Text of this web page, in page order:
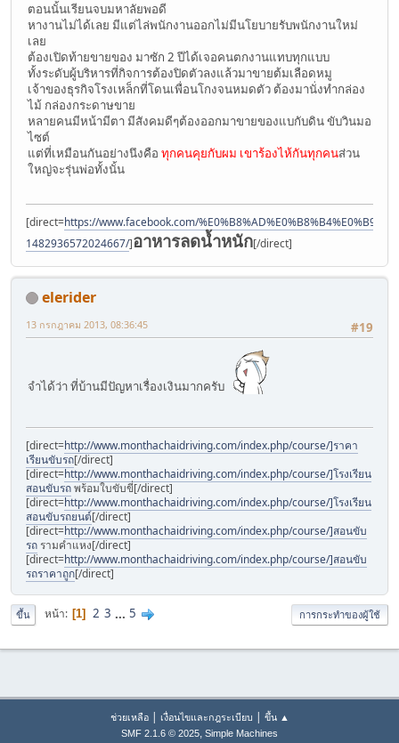
ตอนนั้นเรียนจบมหาลัยพอดี
หางานไม่ได้เลย มีแต่ไล่พนักงานออกไม่มีนโยบายรับพนักงานใหม่
เลย
ต้องเปิดท้ายขายของ มาซัก 2 ปีได้เจอคนตกงานแทบทุกแบบ
ทั้งระดับผู้บริหารที่กิจการต้องปิดตัวลงแล้วมาขายต้มเลือดหมู
เจ้าของธุรกิจโรงเหล็กที่โดนเพื่อนโกงจนหมดตัว ต้องมานั่งทำกล่อง
ไม้ กล่องกระดาษขาย
หลายคนมีหน้ามีตา มีสังคมดีๆต้องออกมาขายของแบกับดิน ขับวินมอ
ไซต์
แต่ที่เหมือนกันอย่างนึงคือ ทุกคนคุยกับผม เขาร้องไห้กันทุกคนส่วน
ใหญ่จะรุ่นพ่อทั้งนั้น
[direct=https://www.facebook.com/
1482936572024667/]อาหารลดน้ำหนัก[/direct]
elerider
#19
13 กรกฎาคม 2013, 08:36:45
จำได้ว่า ที่บ้านมีปัญหาเรื่องเงินมากครับ
[direct=http://www.monthachaidriving.com/index.php/course/]ราคา
เรียนขับรถ[/direct]
[direct=http://www.monthachaidriving.com/index.php/course/]โรงเรียน
สอนขับรถพร้อมใบขับขี่[/direct]
[direct=http://www.monthachaidriving.com/index.php/course/]โรงเรียน
สอนขับรถยนต์[/direct]
[direct=http://www.monthachaidriving.com/index.php/course/]สอนขับ
รถ รามคำแหง[/direct]
[direct=http://www.monthachaidriving.com/index.php/course/]สอนขับ
รถราคาถูก[/direct]
ขึ้น หน้า 1 2 3 ... 5 การกระทำของผู้ใช้
ช่วยเหลือ| เงื่อนไขและกฎระเบียบ | ขึ้น ▲
SMF 2.1.6 © 2025, Simple Machines